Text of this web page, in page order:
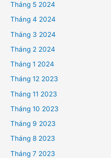
Tháng 5 2024
Tháng 4 2024
Tháng 3 2024
Tháng 2 2024
Tháng 1 2024
Tháng 12 2023
Tháng 11 2023
Tháng 10 2023
Tháng 9 2023
Tháng 8 2023
Tháng 7 2023